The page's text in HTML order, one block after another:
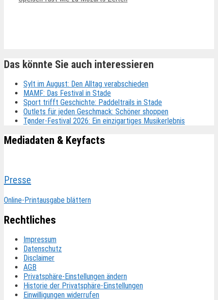
Das könnte Sie auch interessieren
Sylt im August: Den Alltag verabschieden
MAMF: Das Festival in Stade
Sport trifft Geschichte: Paddeltrails in Stade
Outlets für jeden Geschmack: Schöner shoppen
Tønder-Festival 2026: Ein einzigartiges Musikerlebnis
Mediadaten & Keyfacts
Presse
Online-Printausgabe blättern
Rechtliches
Impressum
Datenschutz
Disclaimer
AGB
Privatsphäre-Einstellungen ändern
Historie der Privatsphäre-Einstellungen
Einwilligungen widerrufen